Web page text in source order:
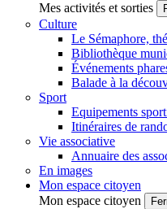
Mes activités et sorties
Culture
Le Sémaphore,
Bibliothèque
Événements
Balade à la
Sport
Equipements
Itinéraires de
Vie associative
Annuaire des
En images
Mon espace citoyen
Mon espace citoyen